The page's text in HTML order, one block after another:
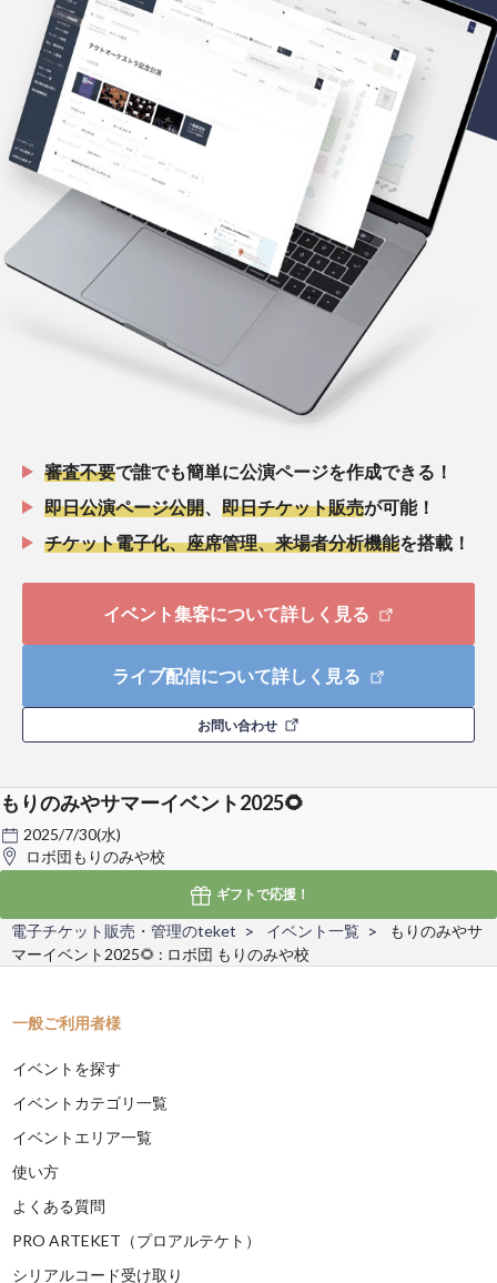
審査不要で誰でも簡単に公演ページを作成できる！
即日公演ページ公開
即日チケット販売が可能！
チケット電子化、座席管理、来場者分析機能を搭載！
イベント集客について詳しく見る
ライブ配信について詳しく見る
お問い合わせ
もりのみやサマーイベント2025🌻
2025/7/30(水)
ロボ団もりのみや校
ギフトで応援！
電子チケット販売・管理のteket イベント一覧
もりのみやサ
マーイベント2025🌻 : ロボ団 もりのみや校
一般ご利用者様
イベントを探す
イベントカテゴリ一覧
イベントエリア一覧
使い方
よくある質問
PRO ARTEKET（プロアルテケト）
シリアルコード受け取り